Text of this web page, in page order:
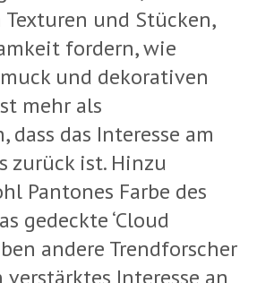
und Stücken,
fordern, wie
und dekorativen
mehr als
das Interesse am
zurück ist. Hinzu
Pantones Farbe des
gedeckte ‘Cloud
andere Trendforscher
verstärktes Interesse an